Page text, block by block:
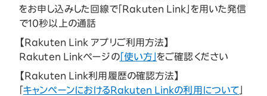
をお申し込みした回線で「Rakuten Link」を用いた発信
で10秒以上の通話
【Rakuten Link アプリご利用方法】
Rakuten Linkページの「使い方」 をご確認ください
【Rakuten Link利用履歴の確認方法】
「キャンペーンにおけるRakuten Linkの利用について